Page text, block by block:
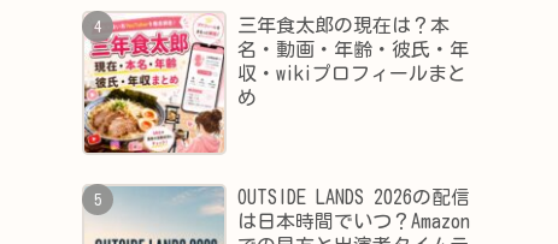
三年食太郎の現在は？本
名・動画・年齢・彼氏・年
収・wikiプロフィールまと
め
OUTSIDE LANDS 2026の配信
は日本時間でいつ？Amazon